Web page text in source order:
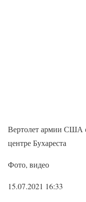
Вертолет армии США
центре Бухареста
Фото, видео
15.07.2021 16:33